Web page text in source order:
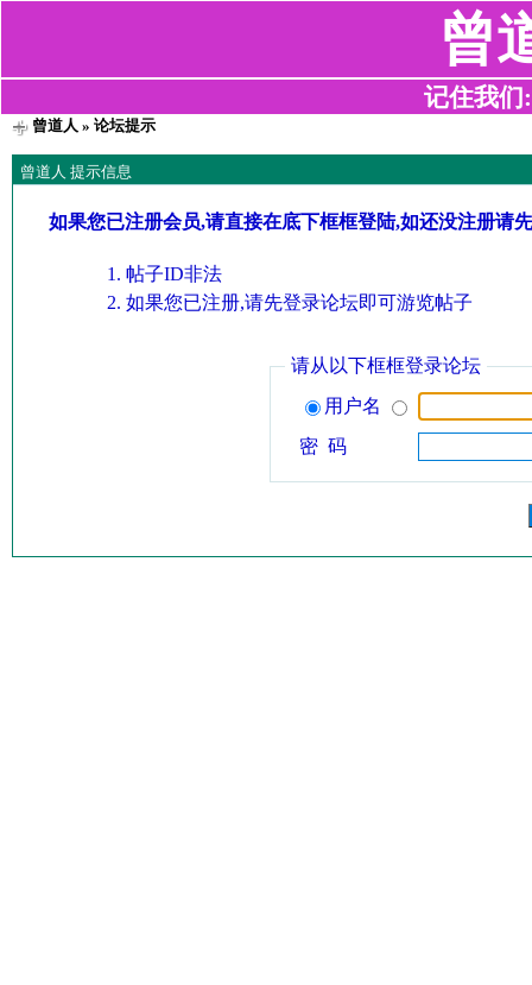
曾
记住我们
曾道人 » 论坛提示
曾道人 提示信息
如果您已注册会员,请直接在底下框框登陆,如还没注册请
帖子ID非法
如果您已注册,请先登录论坛即可游览帖子
请从以下框框登录论坛
用户名
密 码